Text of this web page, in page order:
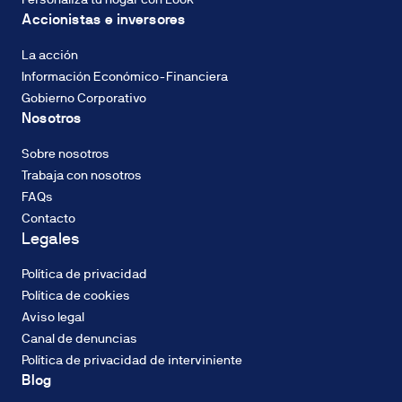
Tipo
Fijo
TIN,
con
sistema
francés
de
cuotas
constantes.
tipo
de
interés
podrá
ser
fijo
hidrícos
ENERGÉTICA
Consumo de
energía: B
CALIFICACIÓN
ENERGÉTICA
Emisiones
(CO2): B
Accionistas e inversores
La acción
Información Económico-Financiera
Gobierno Corporativo
Nosotros
Sobre nosotros
Trabaja con nosotros
FAQs
Contacto
Legales
Política de privacidad
Política de cookies
Aviso legal
Canal de denuncias
Política de privacidad de interviniente
Blog